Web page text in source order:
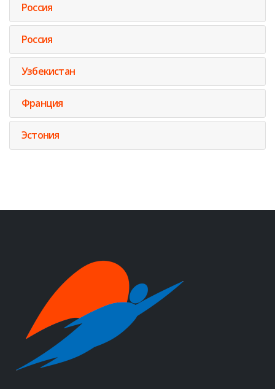
Россия
Россия
Узбекистан
Франция
Эстония